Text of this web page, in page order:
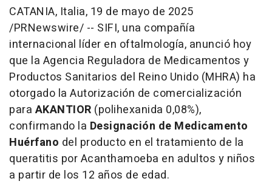
CATANIA, Italia, 19 de mayo de 2025
/PRNewswire/ -- SIFI, una compañía
internacional líder en oftalmología, anunció hoy
que la Agencia Reguladora de Medicamentos y
Productos Sanitarios del Reino Unido (MHRA) ha
otorgado la Autorización de comercialización
para AKANTIOR (polihexanida 0,08%),
confirmando la Designación de Medicamento
Huérfano del producto en el tratamiento de la
queratitis por Acanthamoeba en adultos y niños
a partir de los 12 años de edad.